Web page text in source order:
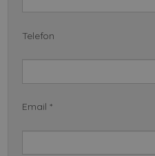
Telefon
Email *